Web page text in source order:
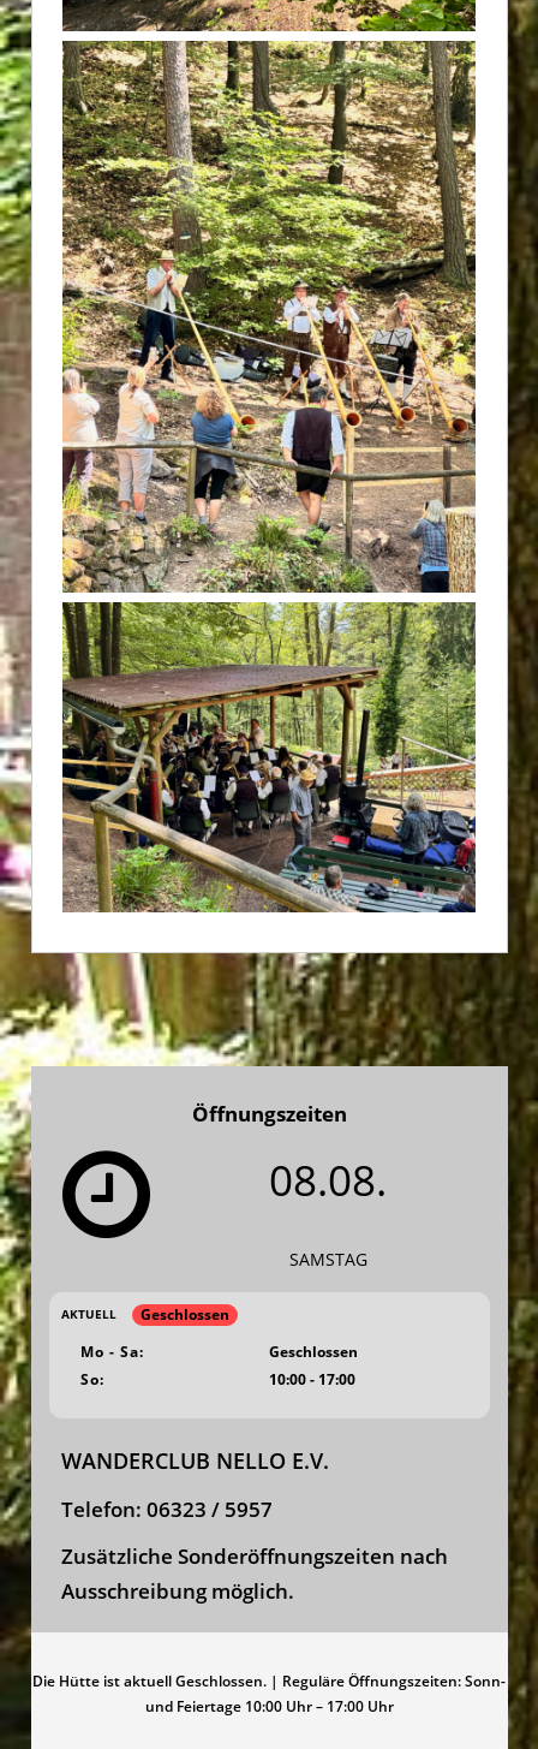
Öffnungszeiten
08.08.
SAMSTAG
AKTUELL
Geschlossen
Mo - Sa:
Geschlossen
So:
10:00 - 17:00
WANDERCLUB NELLO E.V.
Telefon: 06323 / 5957
Zusätzliche Sonderöffnungszeiten nach
Ausschreibung möglich.
Die Hütte ist aktuell Geschlossen. | Reguläre Öffnungszeiten: Sonn-
und Feiertage 10:00 Uhr – 17:00 Uhr